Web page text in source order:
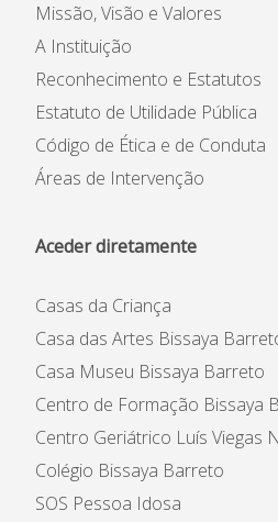
Missão, Visão e Valores
A Instituição
Reconhecimento e Estatutos
Estatuto de Utilidade Pública
Código de Ética e de Conduta
Áreas de Intervenção
Aceder diretamente
Casas da Criança
Casa das Artes Bissaya
Casa Museu Bissaya Barreto
Centro de Formação Bissaya
Centro Geriátrico Luís Viegas
Colégio Bissaya Barreto
SOS Pessoa Idosa